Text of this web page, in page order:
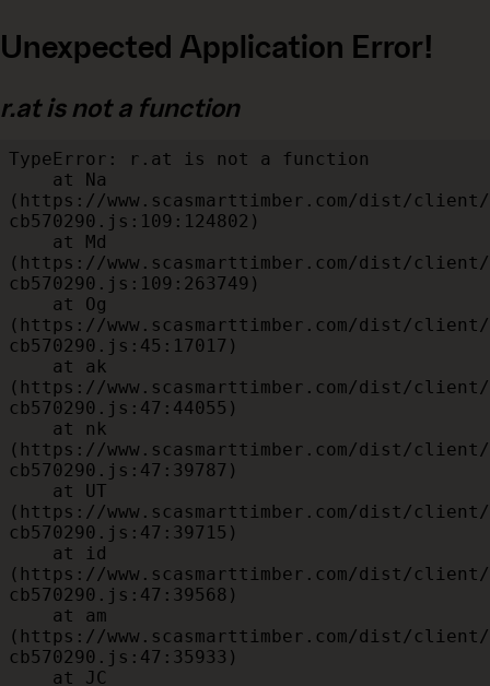
Unexpected Application Error!
r.at is not a function
TypeError: r.at is not a function
(https://www.scasmarttimber.com/dist/
cb570290.js:109:124802)
(https://www.scasmarttimber.com/dist/
cb570290.js:109:263749)
(https://www.scasmarttimber.com/dist/
cb570290.js:45:17017)
(https://www.scasmarttimber.com/dist/
cb570290.js:47:44055)
(https://www.scasmarttimber.com/dist/
cb570290.js:47:39787)
(https://www.scasmarttimber.com/dist/
cb570290.js:47:39715)
(https://www.scasmarttimber.com/dist/
cb570290.js:47:39568)
(https://www.scasmarttimber.com/dist/
cb570290.js:47:35933)